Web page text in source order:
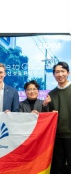
2026년